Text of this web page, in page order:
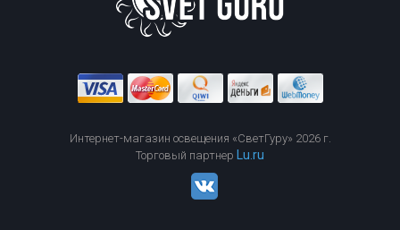
Интернет-магазин освещения «СветГуру» 2026 г.
Торговый партнер Lu.ru